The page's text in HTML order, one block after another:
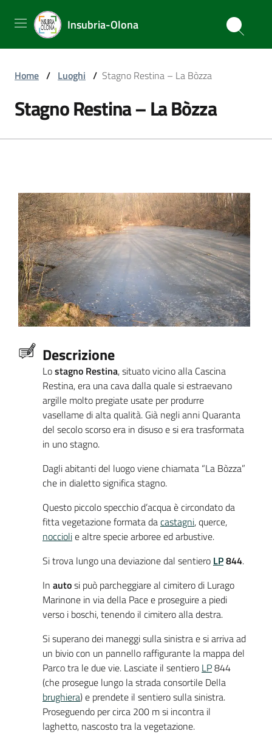
Insubria-Olona
Home / Luoghi / Stagno Restina – La Bòzza
Stagno Restina – La Bòzza
Descrizione
Lostagno Restina, situato vicino alla Cascina
Restina, era una cava dalla quale si estraevano
argille molto pregiate usate per produrre
vasellame di alta qualità. Già negli anni Quaranta
del secolo scorso era in disuso e si era trasformata
in uno stagno.
Dagli abitanti del luogo viene chiamata “La Bòzza”
che in dialetto significa stagno.
Questo piccolo specchio d’acqua è circondato da
fitta vegetazione formata dacastagni, querce,
nocciolie altre specie arboree ed arbustive.
Si trova lungo una deviazione dal sentiero LP844.
In autosi può parcheggiare al cimitero di Lurago
Marinone in via della Pace e proseguire a piedi
verso i boschi, tenendo il cimitero alla destra.
Si superano dei maneggi sulla sinistra e si arriva ad
un bivio con un pannello raffigurante la mappa del
Parco tra le due vie. Lasciate il sentiero LP844
(che prosegue lungo la strada consortile Della
brughiera) e prendete il sentiero sulla sinistra.
Proseguendo per circa 200 m si incontra il
laghetto, nascosto tra la vegetazione.